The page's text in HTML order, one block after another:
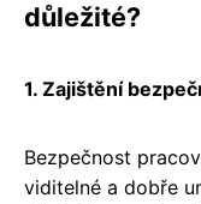
důležité?
1. Zajištění
Bezpečnost
viditelné a dobře